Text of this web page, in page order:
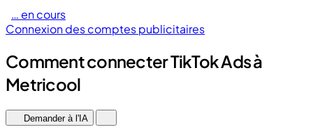
… en cours
Connexion des comptes publicitaires
Comment connecter TikTok Ads à
Metricool
Demander à l'IA